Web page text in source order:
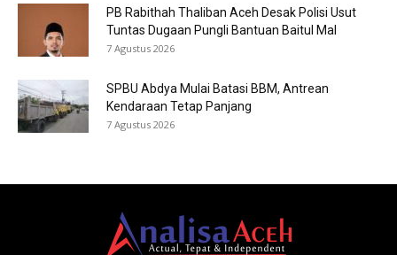
PB Rabithah Thaliban Aceh Desak Polisi Usut
Tuntas Dugaan Pungli Bantuan Baitul Mal
7 Agustus 2026
SPBU Abdya Mulai Batasi BBM, Antrean
Kendaraan Tetap Panjang
7 Agustus 2026